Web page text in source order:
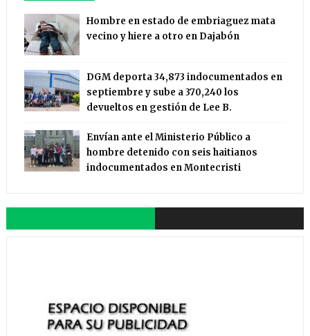
Hombre en estado de embriaguez mata
vecino y hiere a otro en Dajabón
DGM deporta 34,873 indocumentados en
septiembre y sube a 370,240 los
devueltos en gestión de Lee B.
Envían ante el Ministerio Público a
hombre detenido con seis haitianos
indocumentados en Montecristi